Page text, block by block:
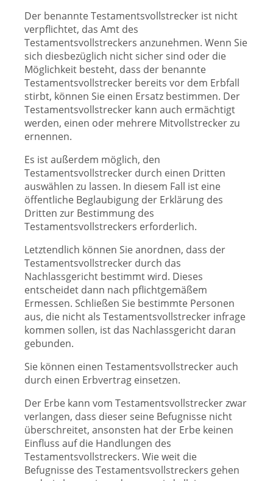
Der benannte Testamentsvollstrecker ist nicht
verpflichtet, das Amt des
Testamentsvollstreckers anzunehmen. Wenn Sie
sich diesbezüglich nicht sicher sind oder die
Möglichkeit besteht, dass der benannte
Testamentsvollstrecker bereits vor dem Erbfall
stirbt, können Sie einen Ersatz bestimmen. Der
Testamentsvollstrecker kann auch ermächtigt
werden, einen oder mehrere Mitvollstrecker zu
ernennen.
Es ist außerdem möglich, den
Testamentsvollstrecker durch einen Dritten
auswählen zu lassen. In diesem Fall ist eine
öffentliche Beglaubigung der Erklärung des
Dritten zur Bestimmung des
Testamentsvollstreckers erforderlich.
Letztendlich können Sie anordnen, dass der
Testamentsvollstrecker durch das
Nachlassgericht bestimmt wird. Dieses
entscheidet dann nach pflichtgemäßem
Ermessen. Schließen Sie bestimmte Personen
aus, die nicht als Testamentsvollstrecker infrage
kommen sollen, ist das Nachlassgericht daran
gebunden.
Sie können einen Testamentsvollstrecker auch
durch einen Erbvertrag einsetzen.
Der Erbe kann vom Testamentsvollstrecker zwar
verlangen, dass dieser seine Befugnisse nicht
überschreitet, ansonsten hat der Erbe keinen
Einfluss auf die Handlungen des
Testamentsvollstreckers. Wie weit die
Befugnisse des Testamentsvollstreckers gehen